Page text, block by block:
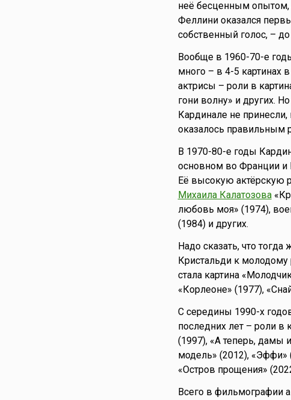
неё бесценным опытом,
Феллини оказался
собственный голос, –
Вообще в 1960-70-е
много – в 4-5 картинах
актрисы – роли в
гони волну» и других.
Кардинале не принесли,
оказалось правильным
В 1970-80-е годы
основном во Франции и
Её высокую актёрскую
Михаила Калатозова
любовь моя» (1974),
(1984) и других.
Надо сказать, что
Кристальди к молодому
стала картина
«Корлеоне» (1977),
С середины 1990-х
последних лет – роли в
(1997), «А теперь, дамы
модель» (2012), «Эффи»
«Остров прощения»
Всего в фильмографии